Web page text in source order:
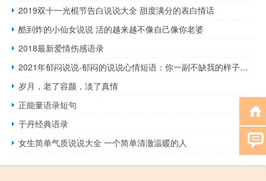
2019双十一光棍节告白说说大全 甜度满分的表白情话
酷到炸的小仙女说说 活的越来越不像自己像你老婆
2018最新爱情伤感语录
2021年郁闷说说-郁闷的说说心情短语：你一副不缺我的样子，我怎么敢去抱你
岁月，老了容颜，淡了真情
正能量语录短句
于丹经典语录
女生简单气质说说大全 一个简单清澈温暖的人